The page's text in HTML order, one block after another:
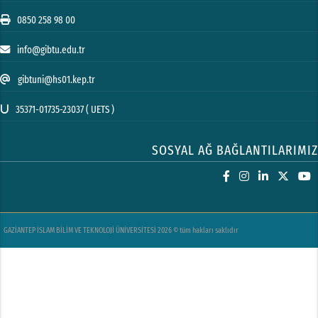
0850 258 98 00
info@gibtu.edu.tr
gibtuni@hs01.kep.tr
35371-01735-23037 ( UETS )
SOSYAL AĞ BAĞLANTILARIMIZ
GAZİANTEP İSLAM BİLİM VE TEKNOLOJİ ÜNİVERSİTESİ 2026 © tüm hakları saklıdır